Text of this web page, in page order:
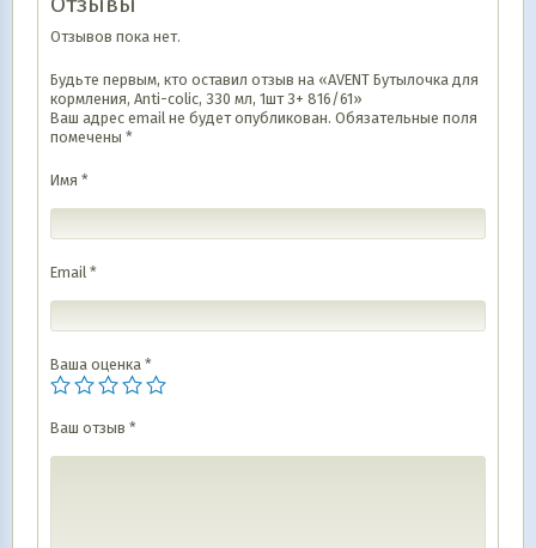
Отзывов пока нет.
Будьте первым, кто оставил отзыв на «AVENT Бутылочка для
кормления, Anti-colic, 330 мл, 1шт 3+ 816/61»
Ваш адрес email не будет опубликован. Обязательные поля
помечены *
Имя *
Email *
Ваша оценка *
Ваш отзыв *